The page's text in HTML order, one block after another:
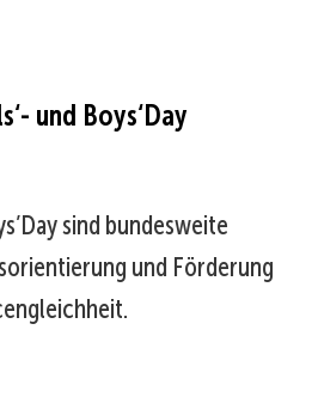
und Boys‘Day
sind bundesweite
und Förderung